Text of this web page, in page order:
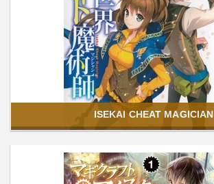
ISEKAI CHEAT MAGICIAN